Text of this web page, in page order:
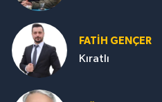
FATIH GENÇER
Kıratlı